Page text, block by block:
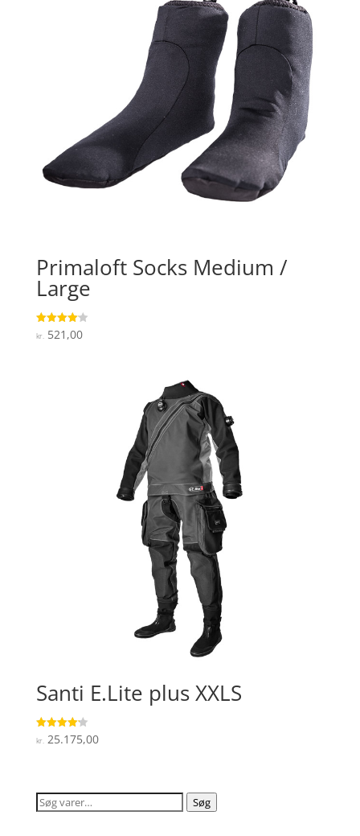
Primaloft Socks Medium /
Large
Vurderet
4.1
kr. 521,00
Santi E.Lite plus XXLS
Vurderet
4.2
kr.25.175,00
Søg
Søg